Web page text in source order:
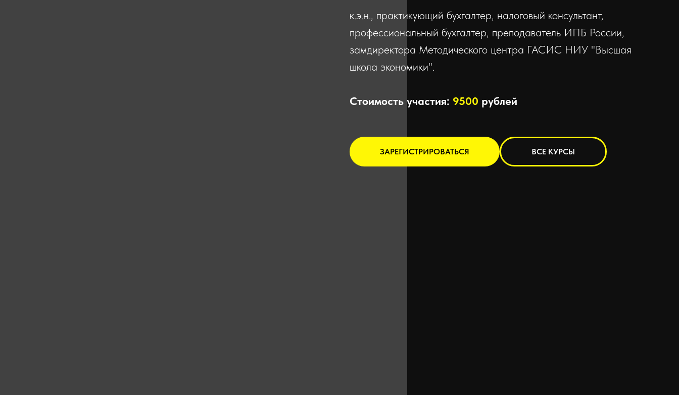
к.э.н., практикующий бухгалтер, налоговый консультант,
профессиональный бухгалтер, преподаватель ИПБ России,
замдиректора Методического центра ГАСИС НИУ "Высшая
школа экономики".
Стоимость участия: 9500 рублей
ЗАРЕГИСТРИРОВАТЬСЯ ВСЕ КУРСЫ